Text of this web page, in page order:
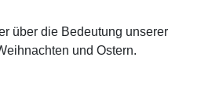
über die Bedeutung unserer
und Ostern.